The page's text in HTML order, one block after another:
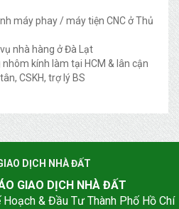
máy phay / máy tiện CNC ở Thủ
nhà hàng ở Đà Lạt
kính làm tại HCM & lân cận
CSKH, trợ lý BS
DỊCH NHÀ ĐẤT
GIAO DỊCH NHÀ ĐẤT
& Đầu Tư Thành Phố Hồ Chí